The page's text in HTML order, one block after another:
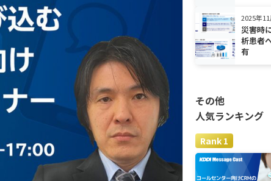
2025年
災害時
析患者
有
その他
人気ランキング